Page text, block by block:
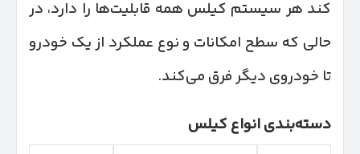
کند هر سیستم کیلس همه قابلیت‌ها را دارد، در
حالی که سطح امکانات و نوع عملکرد از یک خودرو
تا خودروی دیگر فرق می‌کند.
دسته‌بندی انواع کیلس